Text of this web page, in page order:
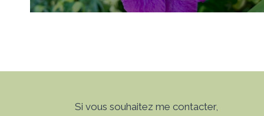
Si vous souhaitez me contacter,